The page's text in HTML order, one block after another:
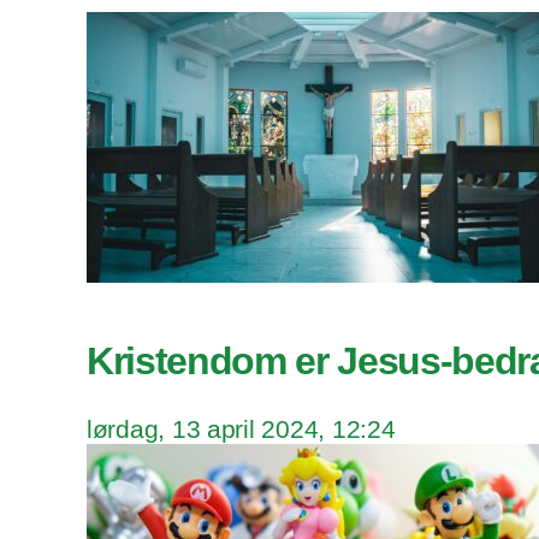
Kristendom er Jesus-
lørdag, 13 april 2024, 12:24